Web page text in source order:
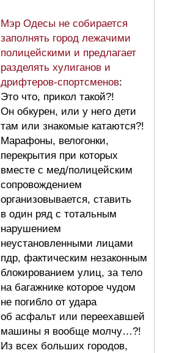
Мэр Одесы не собирается
заполнять город лежачими
полицейскими и предлагает
разделять хулиганов и
дрифтеров-спортсменов:
Это что, прикол такой?!
Он обкурен, или у него дети
там или знакомые катаются?!
Марафоны, велогонки,
перекрытия при которых
вместе с мед/полицейским
сопровождением
организовывается, ставить
в один ряд с тотальным
нарушением
неустановленными лицами
пдр, фактическим незаконным
блокированием улиц, за тело
на багажнике которое чудом
не погибло от удара
об асфальт или переехавшей
машины я вообще молчу…?!
Из всех больших городов,